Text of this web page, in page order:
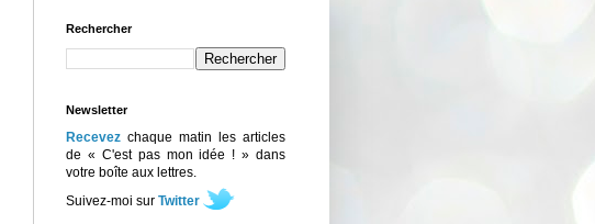
Rechercher
Newsletter
Recevez chaque matin les articles
de « C'est pas mon idée ! » dans
votre boîte aux lettres.
Suivez-moi sur Twitter